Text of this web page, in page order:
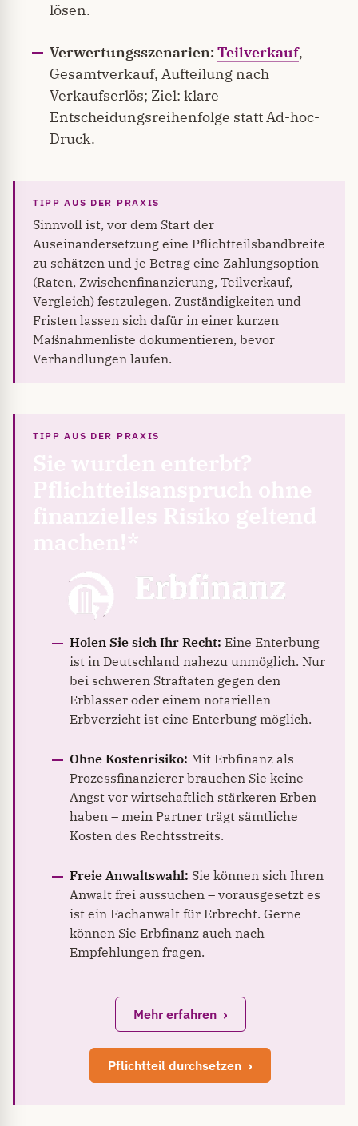
lösen.
Verwertungsszenarien:Teilverkauf,
Gesamtverkauf, Aufteilung nach
Verkaufserlös; Ziel: klare
Entscheidungsreihenfolge statt Ad-hoc-
Druck.
Sinnvoll ist, vor dem Start der
Auseinandersetzung eine Pflichtteilsbandbreite
zu schätzen und je Betrag eine Zahlungsoption
(Raten, Zwischenfinanzierung, Teilverkauf,
Vergleich) festzulegen. Zuständigkeiten und
Fristen lassen sich dafür in einer kurzen
Maßnahmenliste dokumentieren, bevor
Verhandlungen laufen.
Holen Sie sich Ihr Recht: Eine Enterbung
ist in Deutschland nahezu unmöglich. Nur
bei schweren Straftaten gegen den
Erblasser oder einem notariellen
Erbverzicht ist eine Enterbung möglich.
Ohne Kostenrisiko: Mit Erbfinanz als
Prozessfinanzierer brauchen Sie keine
Angst vor wirtschaftlich stärkeren Erben
haben – mein Partner trägt sämtliche
Kosten des Rechtsstreits.
Freie Anwaltswahl: Sie können sich Ihren
Anwalt frei aussuchen – vorausgesetzt es
ist ein Fachanwalt für Erbrecht. Gerne
können Sie Erbfinanz auch nach
Empfehlungen fragen.
Mehr erfahren
Pflichtteil durchsetzen